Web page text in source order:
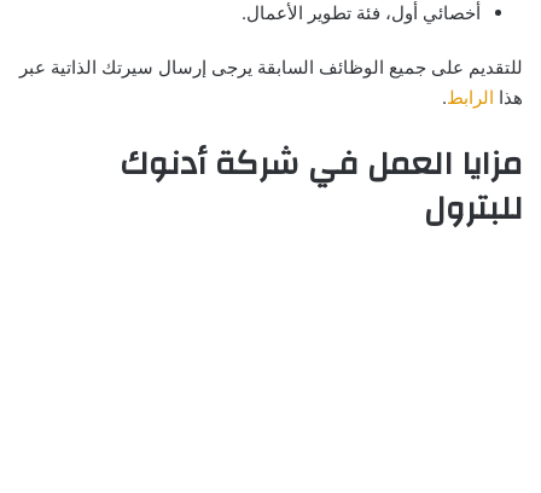
أخصائي أول، فئة تطوير الأعمال.
للتقديم على جميع الوظائف السابقة يرجى إرسال سيرتك الذاتية عبر
هذا الرابط.
مزايا العمل في شركة أدنوك
للبترول